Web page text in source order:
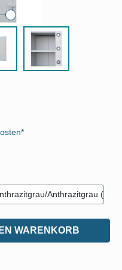
Anthrazitgrau (RAL
gewünschten
WARENKORB